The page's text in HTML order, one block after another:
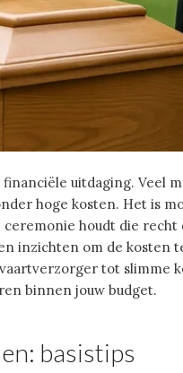
uitdaging. Veel
hoge kosten. Het is
houdt die
inzichten om de kosten
tot slimme
binnen jouw budget.
basistips